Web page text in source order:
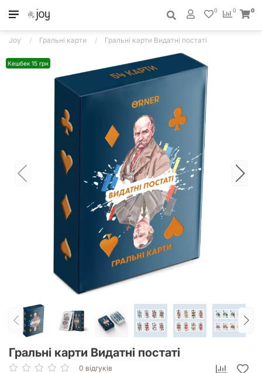
0
0 0
Joy Гральні карти Гральні карти Видатні постаті
Кешбек 15 грн
Гральні карти Видатні постаті
0 відгуків